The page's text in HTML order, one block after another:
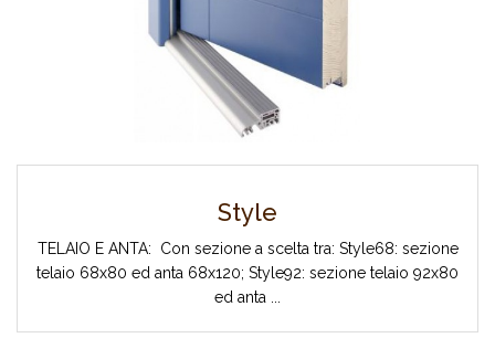
Style
TELAIO E ANTA: Con sezione a scelta tra: Style68: sezione
telaio 68x80 ed anta 68x120; Style92: sezione telaio 92x80
ed anta ...